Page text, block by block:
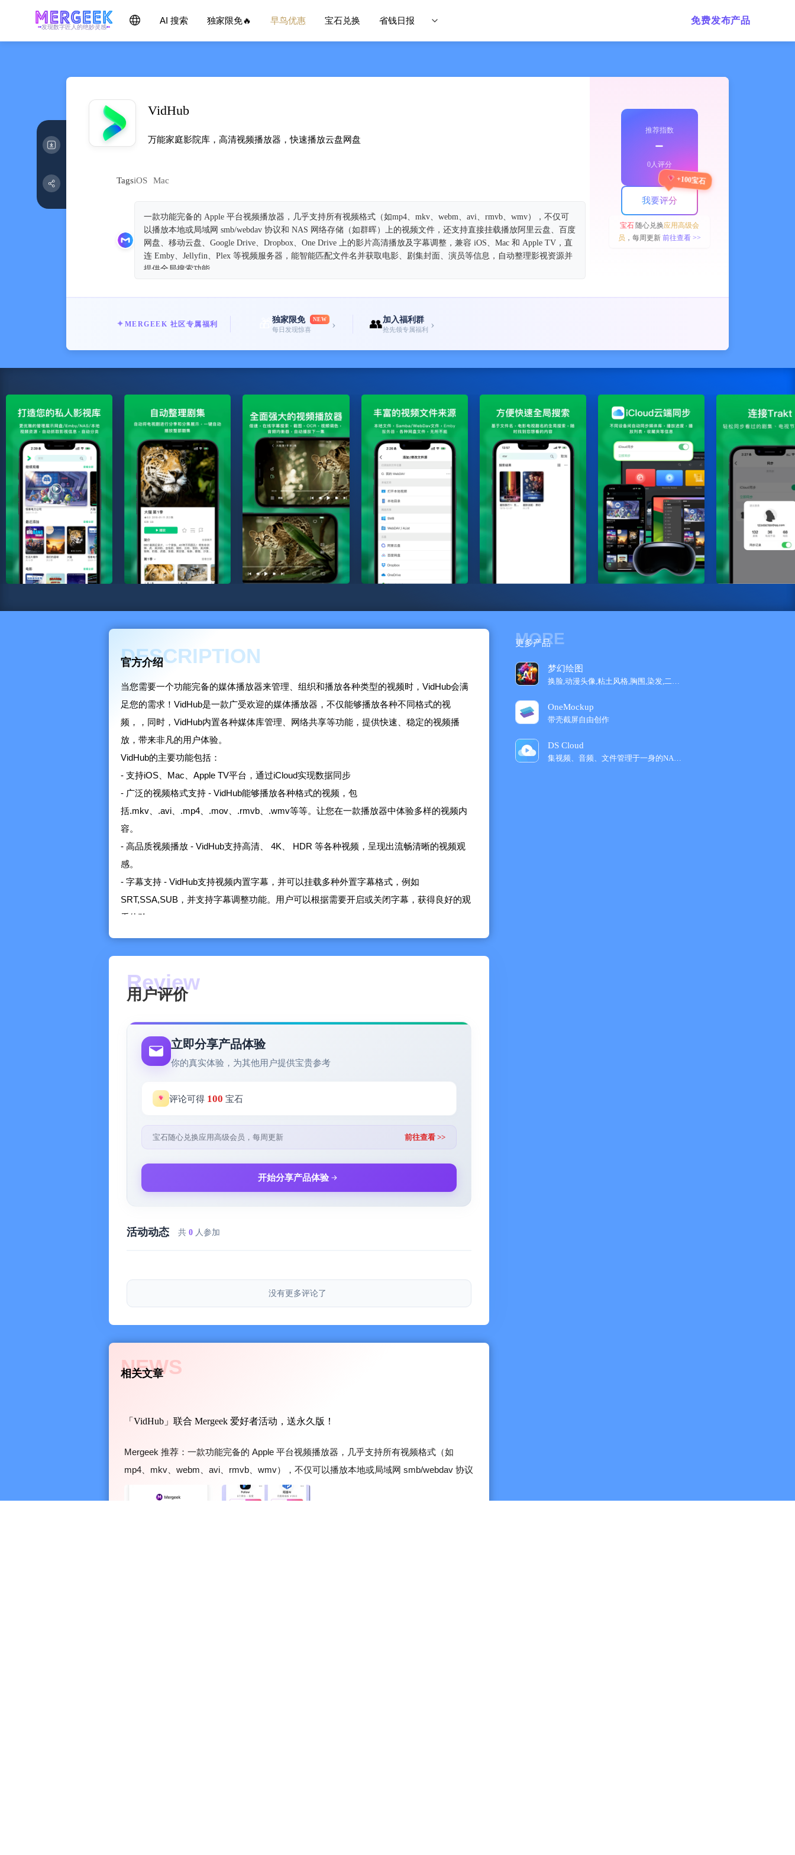
发现数字匠人的绝妙灵感
AI 搜索 独家限免🔥 早鸟优惠 宝石兑换 省钱日报 免费发布产品
VidHub
万能家庭影院库，高清视频播放器，快速播放云盘网盘
TagsiOS Mac
一款功能完备的 Apple 平台视频播放器，几乎支持所有视频格式（如mp4、mkv、webm、avi、rmvb、wmv），不仅可
以播放本地或局域网 smb/webdav 协议和 NAS 网络存储（如群晖）上的视频文件，还支持直接挂载播放阿里云盘、百度
网盘、移动云盘、Google Drive、Dropbox、One Drive 上的影片高清播放及字幕调整，兼容 iOS、Mac 和 Apple TV，直
连 Emby、Jellyfin、Plex 等视频服务器，能智能匹配文件名并获取电影、剧集封面、演员等信息，自动整理影视资源并
提供全局搜索功能。
推荐指数
﹣
0人评分
我要评分
+100宝石
宝石随心兑换应用高级会
员 ，每周更新 前往查看 >>
✦ MERGEEK 社区专属福利 独家限免 NEW
每日发现惊喜 › 👥加入福利群
抢先领专属福利 ›
DESCRIPTION
官方介绍
当您需要一个功能完备的媒体播放器来管理、组织和播放各种类型的视频时，VidHub会满
足您的需求！VidHub是一款广受欢迎的媒体播放器，不仅能够播放各种不同格式的视
频，，同时，VidHub内置各种媒体库管理、网络共享等功能，提供快速、稳定的视频播
放，带来非凡的用户体验。
VidHub的主要功能包括：
- 支持iOS、Mac、Apple TV平台，通过iCloud实现数据同步
- 广泛的视频格式支持 - VidHub能够播放各种格式的视频，包
括.mkv、.avi、.mp4、.mov、.rmvb、.wmv等等。让您在一款播放器中体验多样的视频内
容。
- 高品质视频播放 - VidHub支持高清、 4K、 HDR 等各种视频，呈现出流畅清晰的视频观
感。
- 字幕支持 - VidHub支持视频内置字幕，并可以挂载多种外置字幕格式，例如
SRT,SSA,SUB，并支持字幕调整功能。用户可以根据需要开启或关闭字幕，获得良好的观
看体验。
- 支持下载、删除云端文件
- 支持直连Emby、Jellyfin、Plex媒体库 - 连上即可播放，无需再为追剧看片烦恼。
- 方便的文件管理 - VidHub有自己的媒体库管理器，并支持用美观简洁的界面展示视频的清
单。用户可以按照类型、日期、分级、评分等分类，快速找到需要的媒体文件。
总的来说，VidHub是一款功能丰富的媒体播放器，能够管理、组织和播放各种媒体文件。
注意：影片资料和封面是由 TMDB 提供，TMDB 是一个由网络社区维护的电影和电视节目
免费数据库。
Privacy Policy and Terms of Use
https://zh.okaapps.com/terms_vidhub
用户评价
立即分享产品体验
你的真实体验，为其他用户提供宝贵参考
评论可得 100 宝石
宝石随心兑换应用高级会员，每周更新 前往查看 >>
开始分享产品体验
活动动态 共 0 人参加
没有更多评论了
NEWS
相关文章
「VidHub」联合 Mergeek 爱好者活动，送永久版！
Mergeek 推荐：一款功能完备的 Apple 平台视频播放器，几乎支持所有视频格式（如
mp4、mkv、webm、avi、rmvb、wmv），不仅可以播放本地或局域网 smb/webdav 协议
和 NAS 网络存储（如群晖）上的视频文件，还支持直接挂载播放阿里云盘、百度网盘、
MORE
更多产品
梦幻绘图
换脸,动漫头像,粘土风格,胸围,染发,二次元...
OneMockup
带壳截屏自由创作
DS Cloud
集视频、音频、文件管理于一身的NAS云盘工‪...